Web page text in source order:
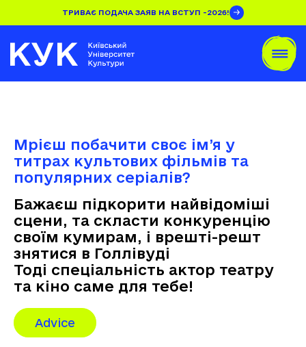
ТРИВАЄ ПОДАЧА ЗАЯВ НА ВСТУП -2026!
Мрієш побачити своє ім’я у
титрах культових фільмів та
популярних серіалів?
Бажаєш підкорити найвідоміші
сцени, та скласти конкуренцію
своїм кумирам, і врешті-решт
знятися в Голлівуді
Тоді спеціальність актор театру
та кіно саме для тебе!
Advice